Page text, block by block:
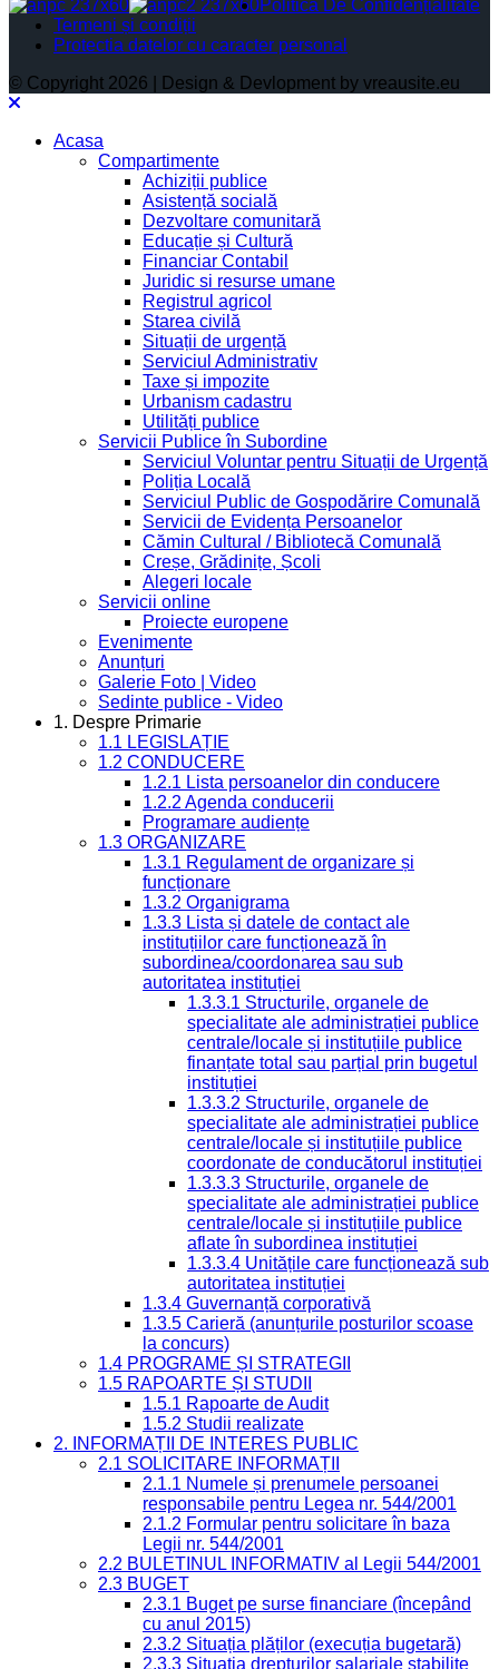
Politica De Confidențialitate
Termeni și condiții
Protectia datelor cu caracter personal
© Copyright 2026 | Design & Devlopment by vreausite.eu
Acasa
Compartimente
Achiziții publice
Asistență socială
Dezvoltare comunitară
Educație și Cultură
Financiar Contabil
Juridic si resurse umane
Registrul agricol
Starea civilă
Situații de urgență
Serviciul Administrativ
Taxe și impozite
Urbanism cadastru
Utilități publice
Servicii Publice în Subordine
Serviciul Voluntar pentru Situații de Urgență
Poliția Locală
Serviciul Public de Gospodărire Comunală
Servicii de Evidența Persoanelor
Cămin Cultural / Bibliotecă Comunală
Creșe, Grădinițe, Școli
Alegeri locale
Servicii online
Proiecte europene
Evenimente
Anunțuri
Galerie Foto | Video
Sedinte publice - Video
1. Despre Primarie
1.1 LEGISLAȚIE
1.2 CONDUCERE
1.2.1 Lista persoanelor din conducere
1.2.2 Agenda conducerii
Programare audiențe
1.3 ORGANIZARE
1.3.1 Regulament de organizare și
funcționare
1.3.2 Organigrama
1.3.3 Lista și datele de contact ale
instituțiilor care funcționează în
subordinea/coordonarea sau sub
autoritatea instituției
1.3.3.1 Structurile, organele de
specialitate ale administrației publice
centrale/locale și instituțiile publice
finanțate total sau parțial prin bugetul
instituției
1.3.3.2 Structurile, organele de
specialitate ale administrației publice
centrale/locale și instituțiile publice
coordonate de conducătorul instituției
1.3.3.3 Structurile, organele de
specialitate ale administrației publice
centrale/locale și instituțiile publice
aflate în subordinea instituției
1.3.3.4 Unitățile care funcționează sub
autoritatea instituției
1.3.4 Guvernanță corporativă
1.3.5 Carieră (anunțurile posturilor scoase
la concurs)
1.4 PROGRAME ȘI STRATEGII
1.5 RAPOARTE ȘI STUDII
1.5.1 Rapoarte de Audit
1.5.2 Studii realizate
2. INFORMAȚII DE INTERES PUBLIC
2.1 SOLICITARE INFORMAȚII
2.1.1 Numele și prenumele persoanei
responsabile pentru Legea nr. 544/2001
2.1.2 Formular pentru solicitare în baza
Legii nr. 544/2001
2.2 BULETINUL INFORMATIV al Legii 544/2001
2.3 BUGET
2.3.1 Buget pe surse financiare (începând
cu anul 2015)
2.3.2 Situația plăților (execuția bugetară)
2.3.3 Situația drepturilor salariale stabilite